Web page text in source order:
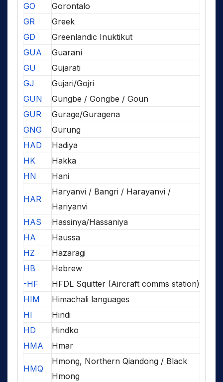
GO
Gorontalo
GR
Greek
GD
Greenlandic Inuktikut
GUA
Guaraní
GU
Gujarati
GJ
Gujari/Gojri
GUN
Gungbe / Gongbe / Goun
GUR
Gurage/Guragena
GNG
Gurung
HAD
Hadiya
HK
Hakka
HN
Hani
HAR
Haryanvi / Bangri / Harayanvi /
Hariyanvi
HAS
Hassinya/Hassaniya
HA
Haussa
HZ
Hazaragi
HB
Hebrew
-HF
HFDL Squitter (Aircraft comms station)
HIM
Himachali languages
HI
Hindi
HD
Hindko
HMA
Hmar
HMQ
Hmong, Northern Qiandong / Black
Hmong